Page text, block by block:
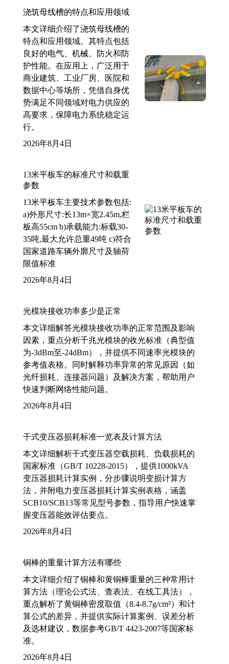
浇筑母线槽的特点和应用领域
本文详细介绍了浇筑母线槽的
特点和应用领域。其特点包括
良好的电气、机械、防火和防
护性能。在应用上，广泛用于
商业建筑、工业厂房、医院和
数据中心等场所，凭借自身优
势满足不同领域对电力供应的
高要求，保障电力系统稳定运
行。
2026年8月4日
13米平板车的标准尺寸和载重
参数
13米平板车主要技术参数包括:
a)外形尺寸:长13m×宽2.45m,栏
板高55cm b)承载能力:标载30-
35吨,最大允许总重49吨 c)符合
国家道路车辆外廓尺寸及轴荷
限值标准
2026年8月4日
光模块接收功率多少是正常
本文详细解答光模块接收功率的正常范围及影响
因素，重点分析千兆光模块的收光标准（典型值
为-3dBm至-24dBm），并提供不同速率光模块的
参考值表格。同时解释功率异常的常见原因（如
光纤损耗、连接器问题）及解决方案，帮助用户
快速判断网络性能问题。
2026年8月4日
干式变压器损耗标准一览表及计算方法
本文详细解析干式变压器空载损耗、负载损耗的
国家标准（GB/T 10228-2015），提供1000kVA
变压器损耗计算实例，分步骤说明变损计算方
法，并附电力变压器损耗计算实例表格，涵盖
SCB10/SCB13等常见型号参数，指导用户快速掌
握变压器能效评估要点。
2026年8月4日
铜棒的重量计算方法有哪些
本文详细介绍了铜棒和黄铜棒重量的三种常用计
算方法（理论公式法、查表法、在线工具法），
重点解析了黄铜棒密度取值（8.4-8.7g/cm³）和计
算公式的差异，并提供实际计算案例、误差分析
及选材建议，数据参考GB/T 4423-2007等国家标
准。
2026年8月4日